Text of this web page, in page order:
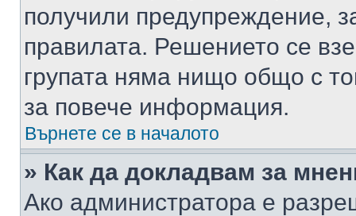
получили предупреждение,
правилата. Решението се
групата няма нищо общо с
за повече информация.
Върнете се в началото
» Как да докладвам за
Ако администратора е